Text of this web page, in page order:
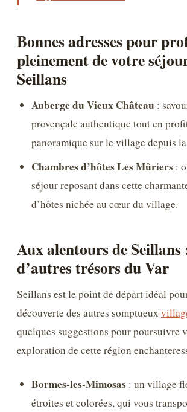
Bonnes adresses pour
pleinement de votre
Seillans
Auberge du Vieux Château :
provençale authentique tout en
panoramique sur le village depuis
Chambres d’hôtes Les Mûriers :
séjour reposant dans cette
d’hôtes nichée au cœur du village.
Aux alentours de Seillans
d’autres trésors du Var
Seillans est le point de départ idéal
découverte des autres somptueux
quelques suggestions pour poursuivre
exploration de cette région
Bormes-les-Mimosas : un village
étroites et colorées, qui vous